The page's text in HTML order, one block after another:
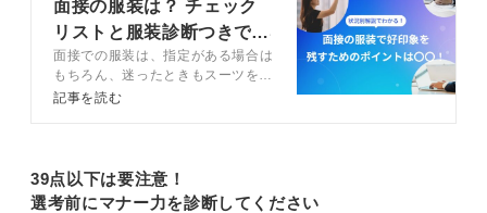
防寒対策として靴の中に暖かい中敷きを入れたり、カイ
ロを貼ったりする方法もありますよ。
0
面接の服装は？ チェック
リストと服装診断つきで解
説
面接での服装は、指定がある場合は
もちろん、迷ったときもスーツを選
ぶのが安心です。指定がない、もし
ンサルタントが詳しく解説している
ので参考にしてみてください。
記事を読む
39点以下は要注意！
選考前にマナー力を診断してください